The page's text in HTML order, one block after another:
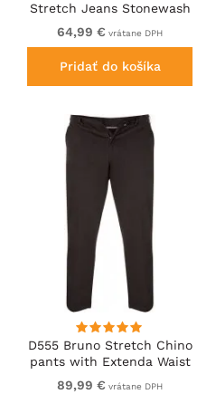
Stretch Jeans Stonewash
64,99 € vrátane DPH
Pridať do košíka
D555 Bruno Stretch Chino
pants with Extenda Waist
Black
89,99 € vrátane DPH